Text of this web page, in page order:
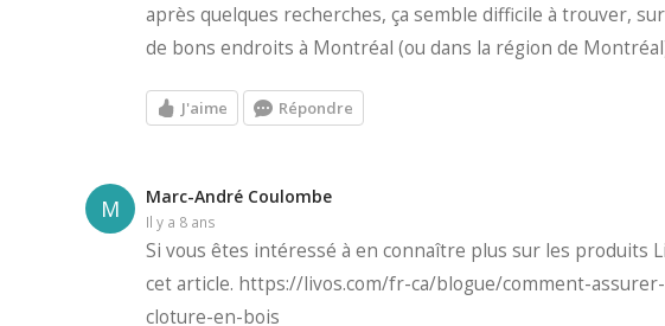
après quelques recherches, ça semble difficile à trouver,
de bons endroits à Montréal (ou dans la région de
J'aime Répondre
M Marc-André Coulombe
il y a 8 ans
Si vous êtes intéressé à en connaître plus sur les produits
cet article. https://livos.com/fr-ca/blogue/comment-
cloture-en-bois